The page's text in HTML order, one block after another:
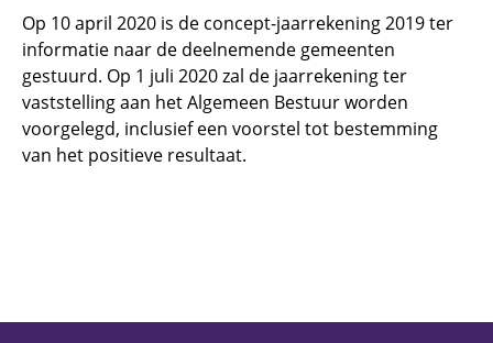
Op 10 april 2020 is de concept-jaarrekening 2019 ter
informatie naar de deelnemende gemeenten
gestuurd. Op 1 juli 2020 zal de jaarrekening ter
vaststelling aan het Algemeen Bestuur worden
voorgelegd, inclusief een voorstel tot bestemming
van het positieve resultaat.